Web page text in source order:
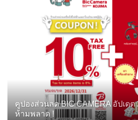
คูปองส่วนลด BIC CAMERA อัปเด
ห้ามพลาด !